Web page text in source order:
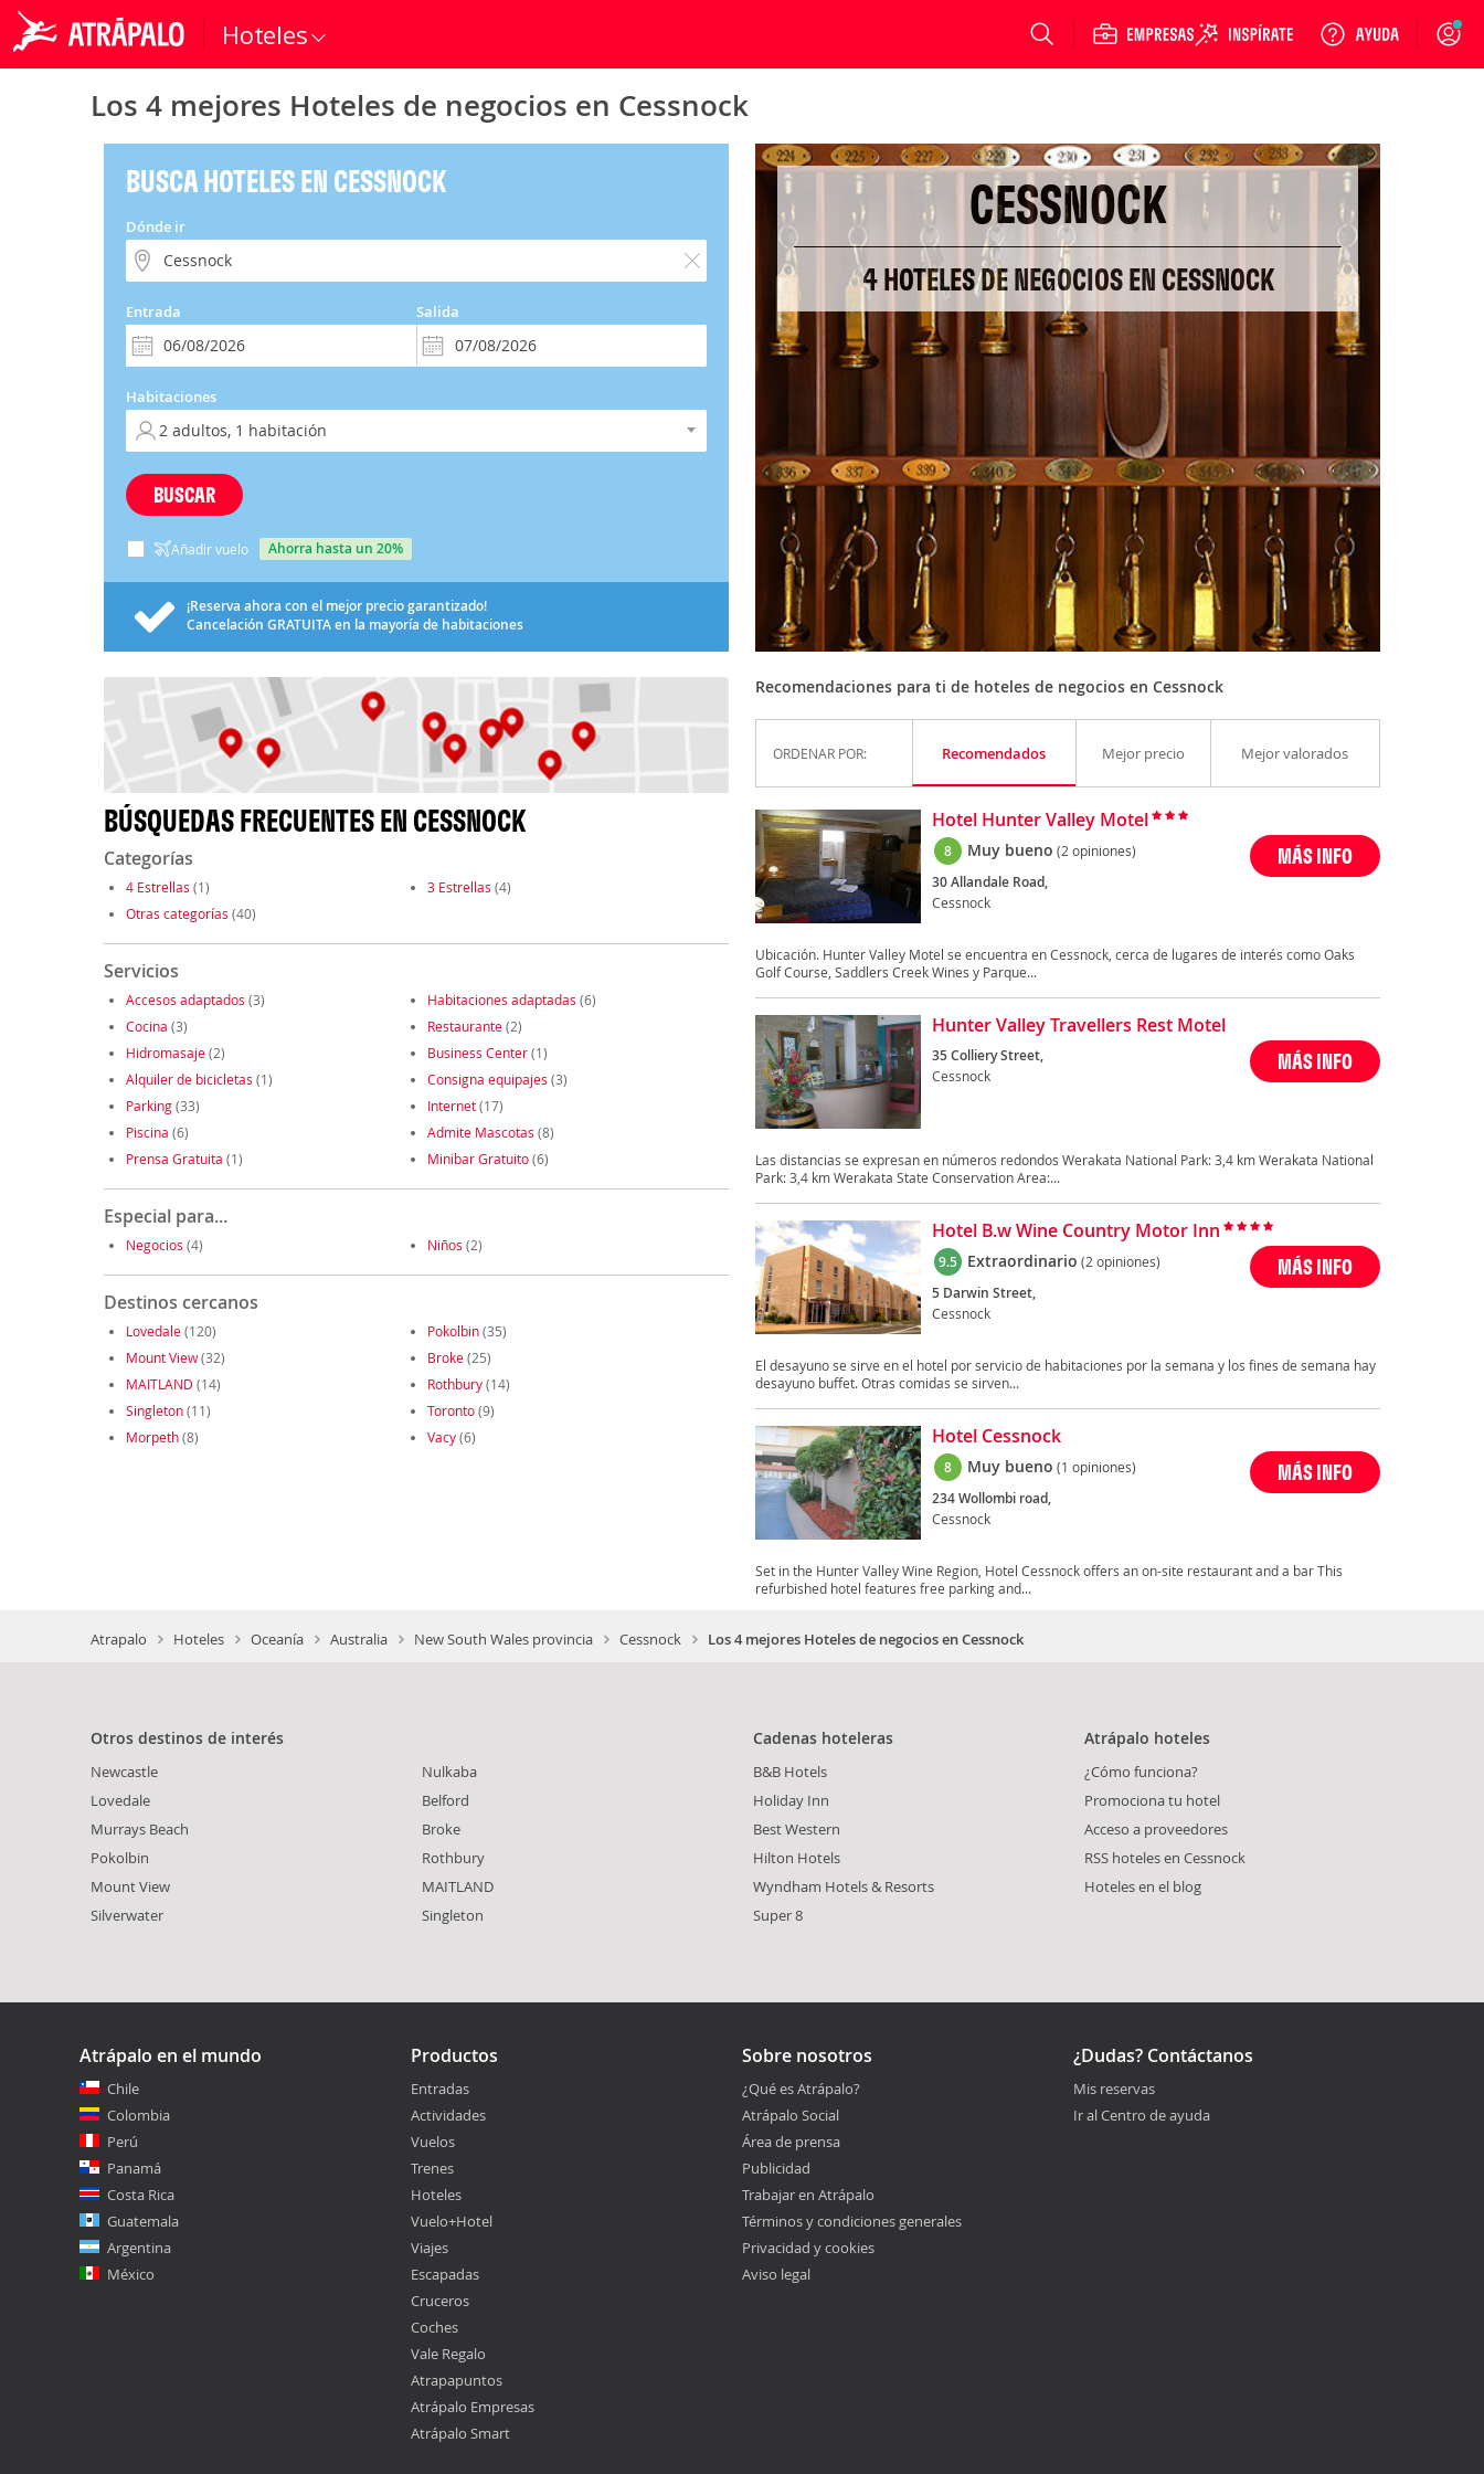
Hoteles Login
Los 4 mejores Hoteles de negocios en Cessnock
BUSCA HOTELES EN CESSNOCK
Dónde ir
Entrada Salida
Habitaciones
BUSCAR
Añadir vuelo ahorra hasta un 20%
¡Reserva ahora con el mejor precio garantizado!
Cancelación GRATUITAen la mayoría de habitaciones
BÚSQUEDAS FRECUENTES EN CESSNOCK
Categorías
4 Estrellas (1) 3 Estrellas (4)
Otras categorías (40)
Servicios
Accesos adaptados (3) Habitaciones adaptadas (6)
Cocina (3) Restaurante(2)
Hidromasaje(2) Business Center(1)
Alquiler de bicicletas (1) Consigna equipajes (3)
Parking(33) Internet(17)
Piscina (6) Admite Mascotas (8)
Prensa Gratuita (1) Minibar Gratuito(6)
Especial para...
Negocios (4) Niños (2)
Destinos cercanos
Lovedale(120) Pokolbin(35)
Mount View(32) Broke(25)
MAITLAND (14) Rothbury(14)
Singleton(11) Toronto(9)
Morpeth(8) Vacy(6)
CESSNOCK
4 HOTELES DE NEGOCIOS EN CESSNOCK
Recomendaciones para ti de hoteles de negocios en Cessnock
ORDENAR POR: Recomendados Mejor precio Mejor valorados
Hotel Hunter Valley Motel
8 Muy bueno (2 opiniones)
30 Allandale Road,
Cessnock
MÁS INFO
Ubicación. Hunter Valley Motel se encuentra en Cessnock, cerca de lugares de interés como Oaks
Golf Course, Saddlers Creek Wines y Parque...
Hunter Valley Travellers Rest Motel
35 Colliery Street,
Cessnock
MÁS INFO
Las distancias se expresan en números redondos Werakata National Park: 3,4 km Werakata National
Park: 3,4 km Werakata State Conservation Area:...
Hotel B.w Wine Country Motor Inn
9.5 Extraordinario (2 opiniones)
5 Darwin Street,
Cessnock
MÁS INFO
El desayuno se sirve en el hotel por servicio de habitaciones por la semana y los fines de semana hay
desayuno buffet. Otras comidas se sirven...
Hotel Cessnock
8 Muy bueno (1 opiniones)
234 Wollombi road,
Cessnock
MÁS INFO
Set in the Hunter Valley Wine Region, Hotel Cessnock offers an on-site restaurant and a bar This
refurbished hotel features free parking and...
Atrapalo Hoteles Oceanía Australia New South Wales provincia Cessnock Los 4 mejores Hoteles de negocios en Cessnock
Otros destinos de interés
Newcastle
Lovedale
Murrays Beach
Pokolbin
Mount View
Silverwater
Nulkaba
Belford
Broke
Rothbury
MAITLAND
Singleton
Cadenas hoteleras
B&B Hotels
Holiday Inn
Best Western
Hilton Hotels
Wyndham Hotels & Resorts
Super 8
Atrápalo hoteles
¿Cómo funciona?
Promociona tu hotel
Acceso a proveedores
RSS hoteles en Cessnock
Hoteles en el blog
Atrápalo en el mundo
Chile
Colombia
Perú
Panamá
Costa Rica
Guatemala
Argentina
México
Productos
Entradas
Actividades
Vuelos
Trenes
Hoteles
Vuelo+Hotel
Viajes
Escapadas
Cruceros
Coches
Vale Regalo
Atrapapuntos
Atrápalo Empresas
Atrápalo Smart
Sobre nosotros
¿Qué es Atrápalo?
Atrápalo Social
Área de prensa
Publicidad
Trabajar en Atrápalo
Términos y condiciones generales
Privacidad y cookies
Aviso legal
¿Dudas? Contáctanos
Mis reservas
Ir al Centro de ayuda